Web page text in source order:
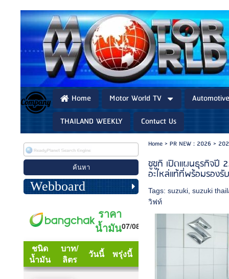
Home Motor World TV
THAILAND WEEKLY
Contact Us
Webboard
Home> PR NEW : 2026>
ซูซูกิ เปิดแผนธุรกิจปี
อะไหล่แท้ที่พร้อมรอง
Tags:suzuki ,suzuki
วิฟท์